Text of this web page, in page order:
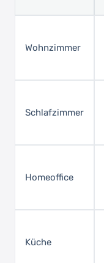
Wohnzimmer
Schlafzimmer
Homeoffice
Küche